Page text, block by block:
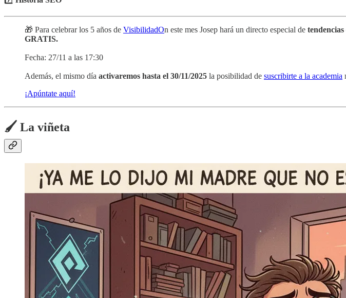
🎁 Para celebrar los 5 años de VisibilidadOn este mes Josep hará un directo especial de
GRATIS.
Fecha: 27/11 a las 17:30
Además, el mismo día activaremos hasta el 30/11/2025 la posibilidad de suscribirte a la academia
¡Apúntate aquí!
🖌️ La viñeta